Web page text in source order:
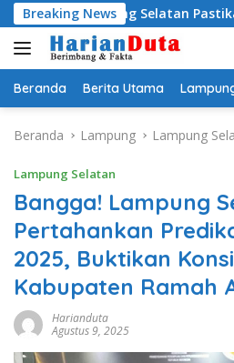
Langsung
ke
konten
Breaking News
Selatan Pastikan
Beranda Berita Utama
Beranda Lampung Lampung
Lampung Selatan
Bangga! Lampung
Pertahankan
2025, Buktikan
Kabupaten Ramah
Harianduta
Agustus 9, 2025